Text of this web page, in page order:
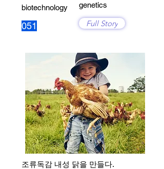
biotechnology
051
genetics
Full Story
조류독감 내성 닭을 만들다.